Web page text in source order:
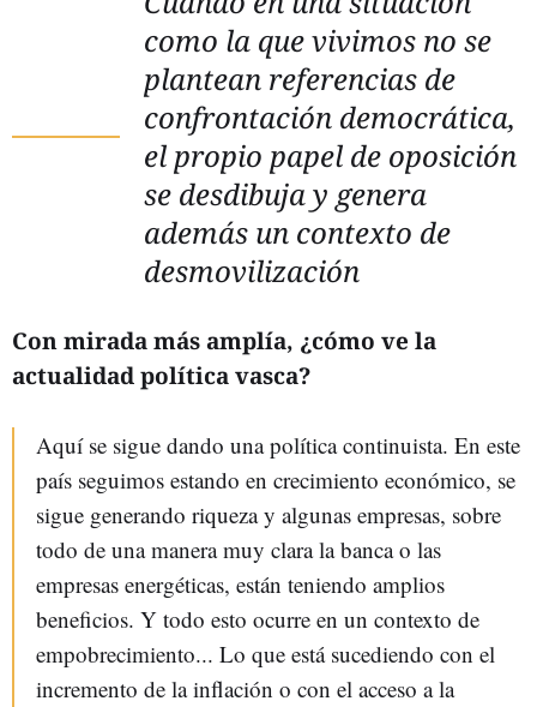
como la que vivimos no se
plantean referencias de
confrontación democrática,
el propio papel de oposición
se desdibuja y genera
además un contexto de
desmovilización
Con mirada más amplía, ¿cómo ve la
actualidad política vasca?
Aquí se sigue dando una política continuista. En este
país seguimos estando en crecimiento económico, se
sigue generando riqueza y algunas empresas, sobre
todo de una manera muy clara la banca o las
empresas energéticas, están teniendo amplios
beneficios. Y todo esto ocurre en un contexto de
empobrecimiento... Lo que está sucediendo con el
incremento de la inflación o con el acceso a la